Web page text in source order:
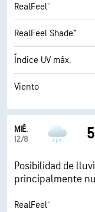
RealFeel®
RealFeel Shade™
Índice UV máx.
Viento
MIÉ.
12/8
Posibilidad de
principalmente
RealFeel®